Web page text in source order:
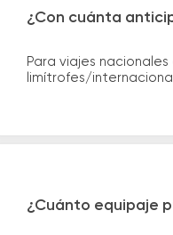
¿Con cuánta
Para viajes
limítrofes/
¿Cuánto equipaje